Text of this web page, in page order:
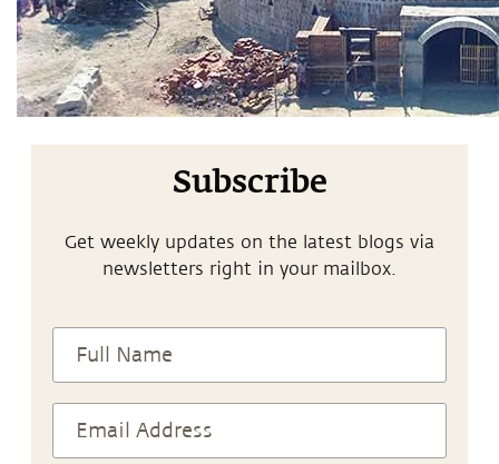
Subscribe
Get weekly updates on the latest blogs via
newsletters right in your mailbox.